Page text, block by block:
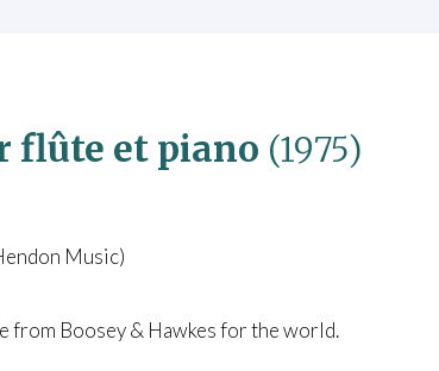
flûte et piano (1975)
Music)
from Boosey & Hawkes for the world.